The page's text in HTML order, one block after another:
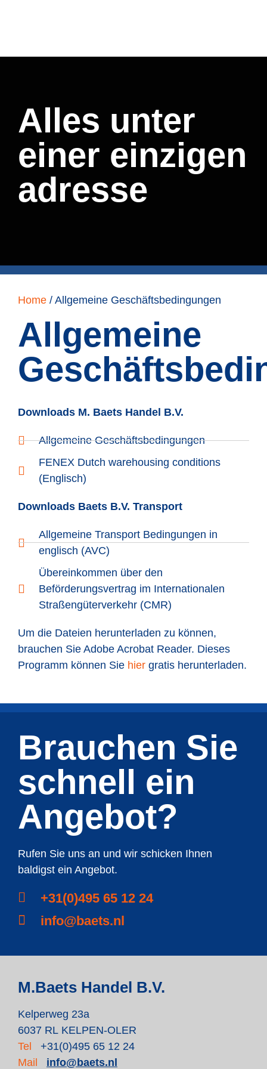
Alles unter
einer einzigen
adresse
Home / Allgemeine Geschäftsbedingungen
Allgemeine
Downloads M. Baets Handel B.V.
Allgemeine Geschäftsbedingungen
FENEX Dutch warehousing conditions
(Englisch)
Downloads Baets B.V. Transport
Allgemeine Transport Bedingungen in
englisch (AVC)
Übereinkommen über den
Beförderungsvertrag im Internationalen
Straßengüterverkehr (CMR)
Um die Dateien herunterladen zu können,
brauchen Sie Adobe Acrobat Reader. Dieses
Programm können Sie hier gratis herunterladen.
Brauchen Sie
schnell ein
Angebot?
Rufen Sie uns an und wir schicken Ihnen
baldigst ein Angebot.
+31(0)495 65 12 24
info@baets.nl
M.Baets Handel B.V.
Kelperweg 23a
6037 RL KELPEN-OLER
Tel
+31(0)495 65 12 24
Mail
info@baets.nl